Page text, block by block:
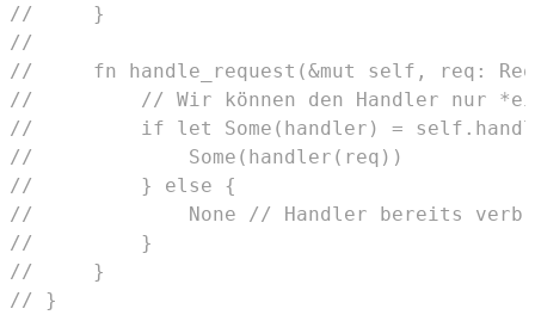
//     }
//
//     fn handle_request(&mut self, req:
//         // Wir können den Handler nur
//         if let Some(handler) =
//             Some(handler(req))
//         } else {
//             None // Handler bereits
//         }
//     }
// }